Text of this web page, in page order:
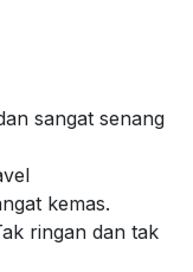
sangat senang
kemas.
ringan dan tak